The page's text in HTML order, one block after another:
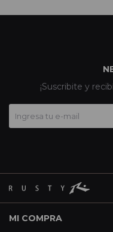
MI COMPRA
¡Suscribite y